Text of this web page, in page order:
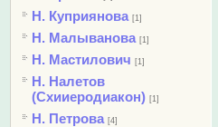
Н. Куприянова [1]
Н. Малыванова [1]
Н. Мастилович [1]
Н. Налетов
(Схииеродиакон) [1]
Н. Петрова [4]